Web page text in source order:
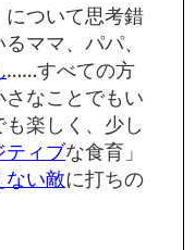
ついて思考錯
ママ、パパ、
……すべての方
なことでもい
楽しく、少し
ティブな食育」
ない敵に打ちの